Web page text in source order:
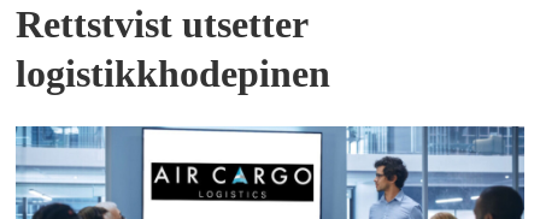
Rettstvist utsetter
logistikkhodepinen